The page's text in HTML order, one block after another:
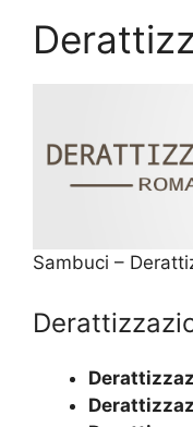
Sambuci –